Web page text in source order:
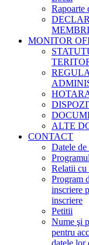
Rapoarte
MONITOR
ALTE
CONTACT
Datele
Relatii cu
Program
inscriere
inscriere
Petitii
Nume şi
pentru